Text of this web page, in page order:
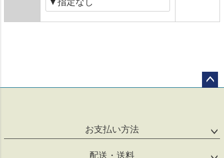
お支払い方法
配送・送料